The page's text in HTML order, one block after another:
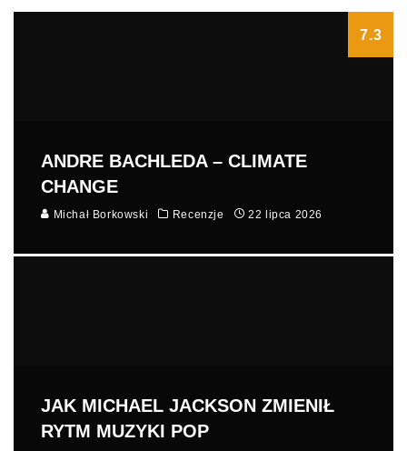
7.3
ANDRE BACHLEDA – CLIMATE
CHANGE
Michał Borkowski Recenzje 22 lipca 2026
JAK MICHAEL JACKSON ZMIENIŁ
RYTM MUZYKI POP